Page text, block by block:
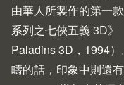
由華人所製作的第一
系列之七俠五義 3D
Paladins 3D，1994
疇的話，印象中則還